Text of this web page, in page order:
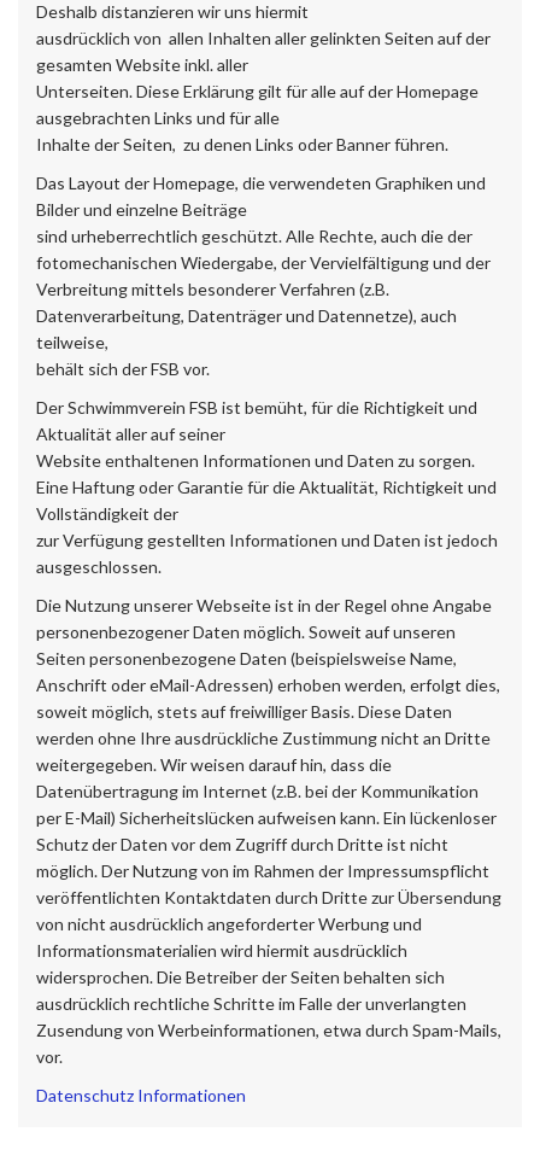
Deshalb distanzieren wir uns hiermit
ausdrücklich von allen Inhalten aller gelinkten Seiten auf der
gesamten Website inkl. aller
Unterseiten. Diese Erklärung gilt für alle auf der Homepage
ausgebrachten Links und für alle
Inhalte der Seiten, zu denen Links oder Banner führen.
Das Layout der Homepage, die verwendeten Graphiken und
Bilder und einzelne Beiträge
sind urheberrechtlich geschützt. Alle Rechte, auch die der
fotomechanischen Wiedergabe, der Vervielfältigung und der
Verbreitung mittels besonderer Verfahren (z.B.
Datenverarbeitung, Datenträger und Datennetze), auch
teilweise,
behält sich der FSB vor.
Der Schwimmverein FSB ist bemüht, für die Richtigkeit und
Aktualität aller auf seiner
Website enthaltenen Informationen und Daten zu sorgen.
Eine Haftung oder Garantie für die Aktualität, Richtigkeit und
Vollständigkeit der
zur Verfügung gestellten Informationen und Daten ist jedoch
ausgeschlossen.
Die Nutzung unserer Webseite ist in der Regel ohne Angabe
personenbezogener Daten möglich. Soweit auf unseren
Seiten personenbezogene Daten (beispielsweise Name,
Anschrift oder eMail-Adressen) erhoben werden, erfolgt dies,
soweit möglich, stets auf freiwilliger Basis. Diese Daten
werden ohne Ihre ausdrückliche Zustimmung nicht an Dritte
weitergegeben. Wir weisen darauf hin, dass die
Datenübertragung im Internet (z.B. bei der Kommunikation
per E-Mail) Sicherheitslücken aufweisen kann. Ein lückenloser
Schutz der Daten vor dem Zugriff durch Dritte ist nicht
möglich. Der Nutzung von im Rahmen der Impressumspflicht
veröffentlichten Kontaktdaten durch Dritte zur Übersendung
von nicht ausdrücklich angeforderter Werbung und
Informationsmaterialien wird hiermit ausdrücklich
widersprochen. Die Betreiber der Seiten behalten sich
ausdrücklich rechtliche Schritte im Falle der unverlangten
Zusendung von Werbeinformationen, etwa durch Spam-Mails,
vor.
Datenschutz Informationen